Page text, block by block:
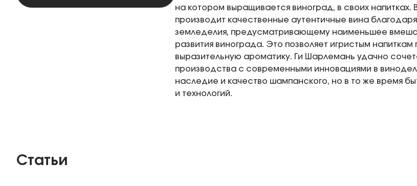
на котором выращивается виноград, в своих напитках.
производит качественные аутентичные вина
земледелия, предусматривающему наименьшее
развития винограда. Это позволяет игристым
выразительную ароматику. Ги Шарлемань удачно
производства с современными инновациями в
наследие и качество шампанского, но в то же время
и технологий.
Статьи